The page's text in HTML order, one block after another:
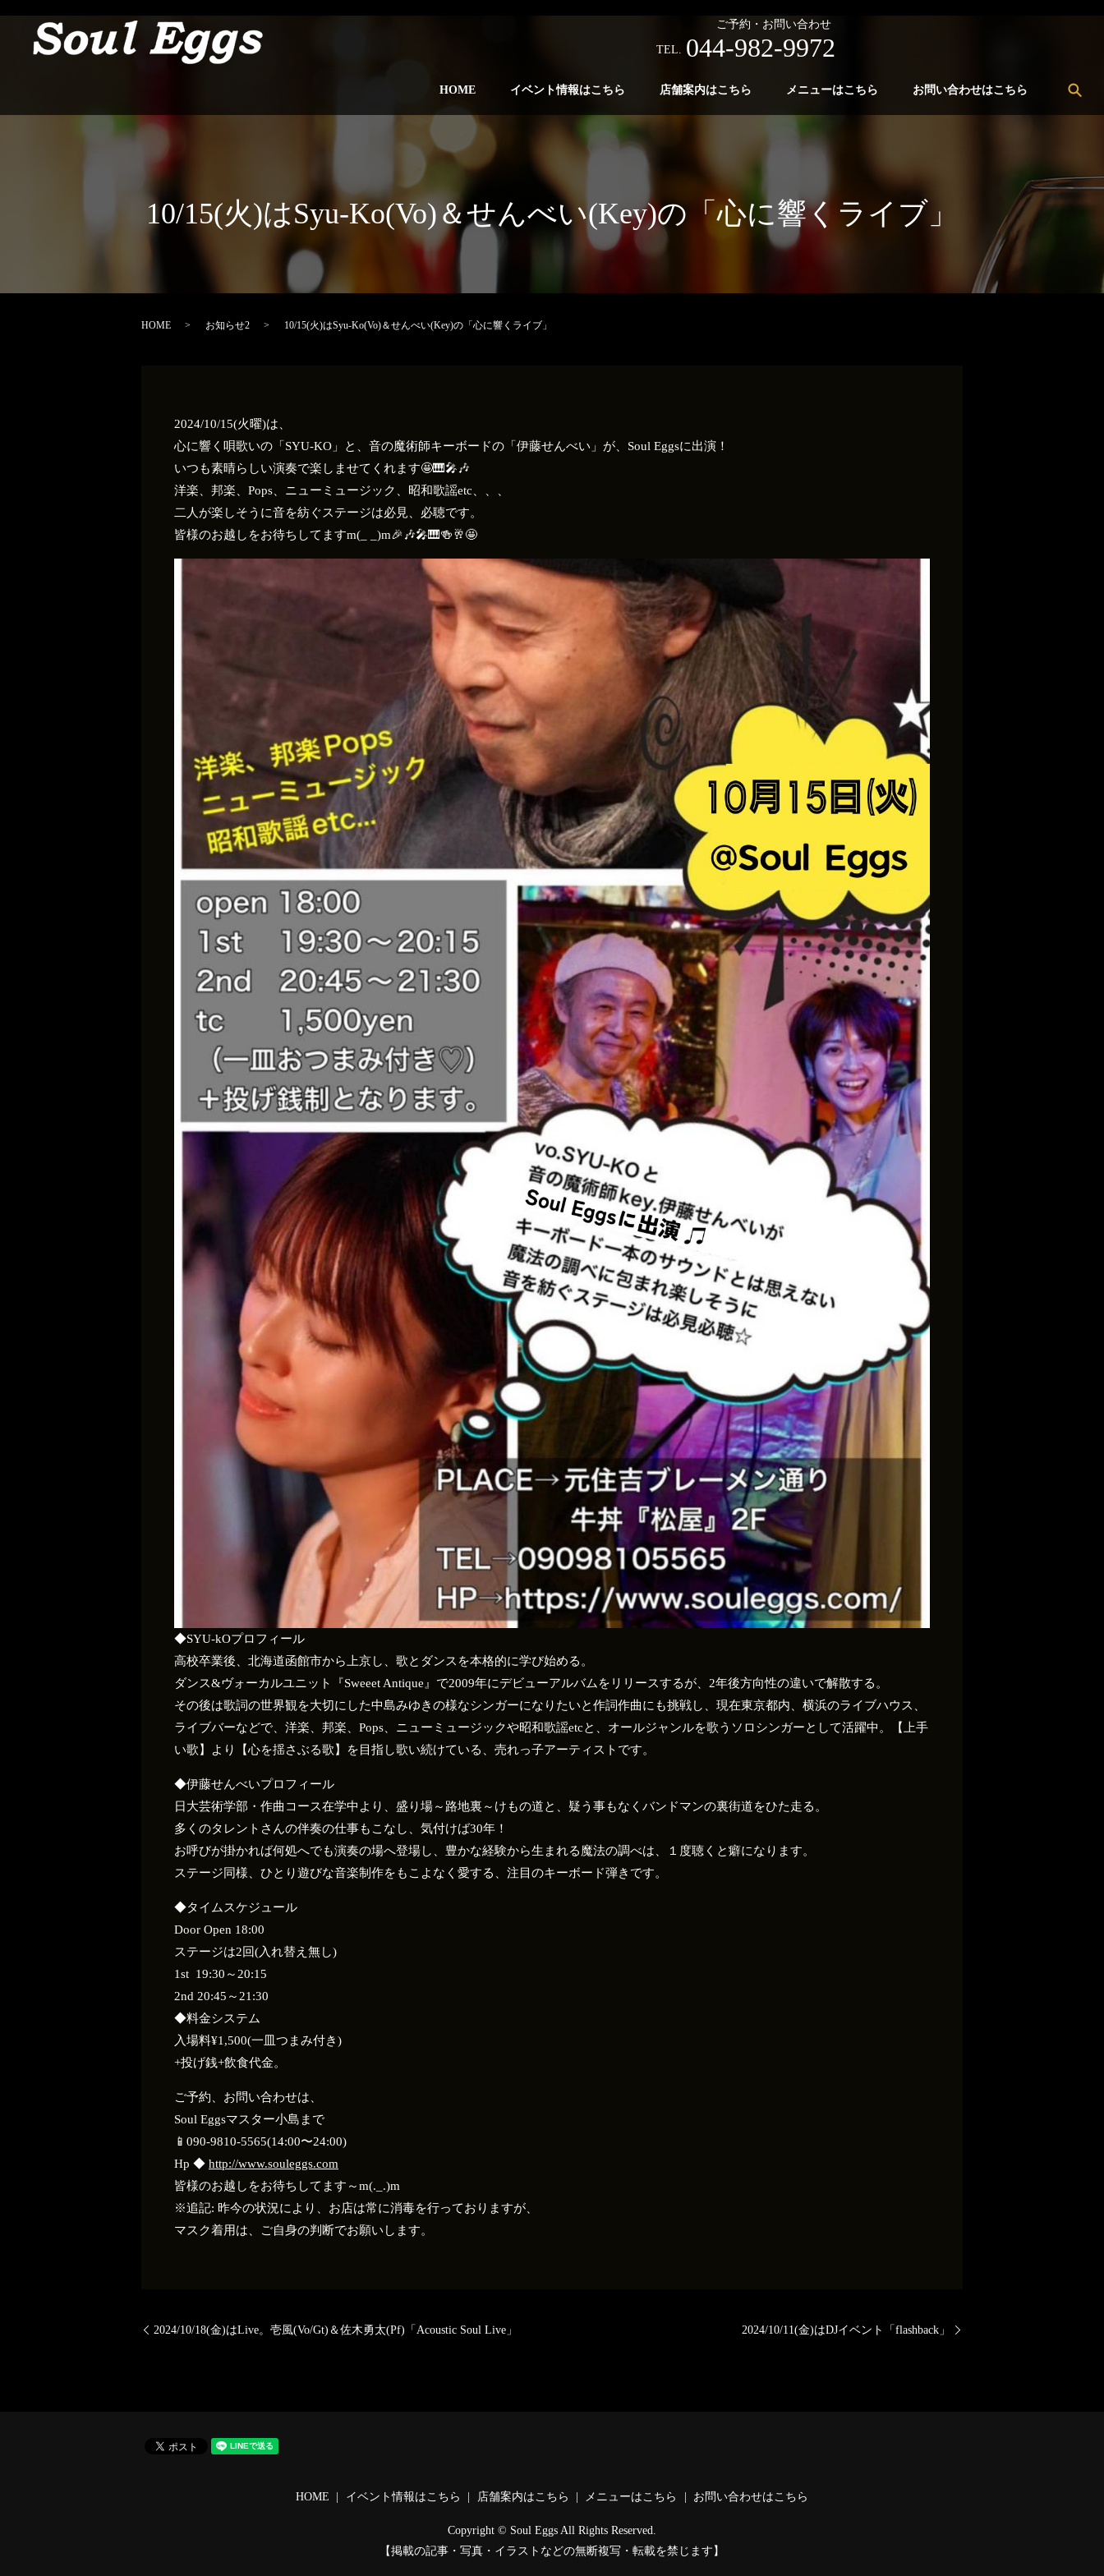
ご予約・お問い合わせ
TEL. 044-982-9972
HOME イベント情報はこちら 店舗案内はこちら メニューはこちら お問い合わせはこちら
10/15(火)はSyu-Ko(Vo)＆せんべい(Key)の「心に響くライブ」
HOME お知らせ2 10/15(火)はSyu-Ko(Vo)＆せんべい(Key)の「心に響くライブ」
2024/10/15(火曜)は、
心に響く唄歌いの「SYU-KO」と、音の魔術師キーボードの「伊藤せんべい」が、Soul Eggsに出演！
いつも素晴らしい演奏で楽しませてくれます🤩🎹🎤🎶
洋楽、邦楽、Pops、ニューミュージック、昭和歌謡etc、、、
二人が楽しそうに音を紡ぐステージは必見、必聴です。
皆様のお越しをお待ちしてますm(_ _)m🎉🎶🎤🎹🍻🥂🤩
◆SYU-kOプロフィール
高校卒業後、北海道函館市から上京し、歌とダンスを本格的に学び始める。
ダンス&ヴォーカルユニット『Sweeet Antique』で2009年にデビューアルバムをリリースするが、2年後方向性の違いで解散する。
その後は歌詞の世界観を大切にした中島みゆきの様なシンガーになりたいと作詞作曲にも挑戦し、現在東京都内、横浜のライブハウス、
ライブバーなどで、洋楽、邦楽、Pops、ニューミュージックや昭和歌謡etcと、オールジャンルを歌うソロシンガーとして活躍中。【上手
い歌】より【心を揺さぶる歌】を目指し歌い続けている、売れっ子アーティストです。
◆伊藤せんべいプロフィール
日大芸術学部・作曲コース在学中より、盛り場～路地裏～けもの道と、疑う事もなくバンドマンの裏街道をひた走る。
多くのタレントさんの伴奏の仕事もこなし、気付けば30年！
お呼びが掛かれば何処へでも演奏の場へ登場し、豊かな経験から生まれる魔法の調べは、１度聴くと癖になります。
ステージ同様、ひとり遊びな音楽制作をもこよなく愛する、注目のキーボード弾きです。
◆タイムスケジュール
Door Open 18:00
ステージは2回(入れ替え無し)
1st 19:30～20:15
2nd 20:45～21:30
◆料金システム
入場料¥1,500(一皿つまみ付き)
+投げ銭+飲食代金。
ご予約、お問い合わせは、
Soul Eggsマスター小島まで
📱 090-9810-5565(14:00〜24:00)
Hp ◆ http://www.souleggs.com
皆様のお越しをお待ちしてます～m(._.)m
※追記: 昨今の状況により、お店は常に消毒を行っておりますが、
マスク着用は、ご自身の判断でお願いします。
2024/10/18(金)はLive。壱風(Vo/Gt)＆佐木勇太(Pf)「Acoustic Soul Live」 2024/10/11(金)はDJイベント「flashback」
HOME イベント情報はこちら 店舗案内はこちら メニューはこちら お問い合わせはこちら
Copyright © Soul Eggs All Rights Reserved.
【掲載の記事・写真・イラストなどの無断複写・転載を禁じます】